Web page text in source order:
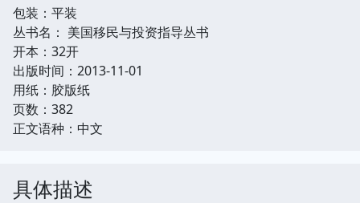
包装：平装
丛书名： 美国移民与投资指导丛书
开本：32开
出版时间：2013-11-01
用纸：胶版纸
页数：382
正文语种：中文
具体描述